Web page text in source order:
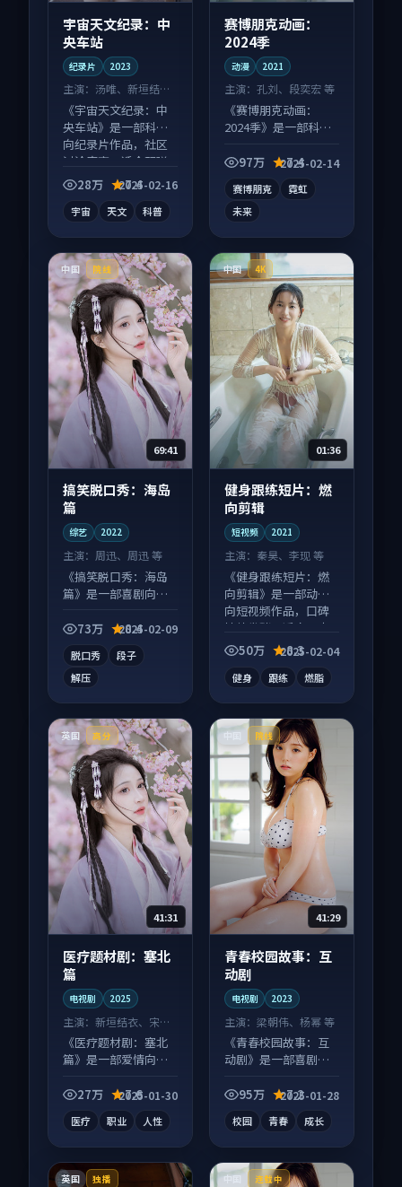
宇宙天文纪录：中
央车站
纪录片 2023
主演： 汤唯、新垣结衣
等
《宇宙天文纪录：中
央车站》是一部科幻
向纪录片作品，社区
讨论度高，适合配弹
幕观看。
28万 7.4
2025-02-16
宇宙 天文 科普
赛博朋克动画：
2024季
动漫 2021
主演：孔刘、段奕宏 等
《赛博朋克动画：
2024季》是一部科幻
论度高，适合配弹幕
97万 7.4
2025-02-14
赛博朋克
霓虹
未来
中国 院线
69:41
搞笑脱口秀：海岛
篇
综艺 2022
主演： 周迅、周迅 等
《搞笑脱口秀：海岛
篇》是一部喜剧向综
为内核，情感戏份扎
73万 8.4
2025-02-09
脱口秀
段子
解压
中国 4K
01:36
健身跟练短片：燃
向剪辑
短视频 2021
主演： 秦昊、李现 等
《健身跟练短片：燃
向剪辑》是一部动作
向短视频作品，口碑
持续发酵，适合周末
一口气刷完。
50万 8.3
2025-02-04
健身 跟练 燃脂
英国 高分
41:31
医疗题材剧：塞北
篇
电视剧 2025
主演： 新垣结衣、宋慧
乔 等
《医疗题材剧：塞北
篇》是一部爱情向电
并行，细节值得二刷
27万 7.6
2025-01-30
医疗 职业 人性
中国 院线
41:29
青春校园故事：互
动剧
电视剧 2023
主演：梁朝伟、杨幂 等
《青春校园故事：互
动剧》是一部喜剧向
感在线，配乐与镜头
95万 7.2
2025-01-28
校园 青春 成长
英国 独播 中国 连载中